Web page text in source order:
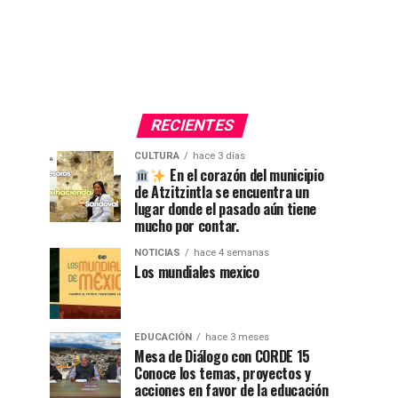
RECIENTES
CULTURA hace 3 días
En el corazón del municipio
de Atzitzintla se encuentra un
lugar donde el pasado aún tiene
mucho por contar.
NOTICIAS hace 4 semanas
Los mundiales mexico
EDUCACIÓN hace 3 meses
Mesa de Diálogo con CORDE 15
Conoce los temas, proyectos y
acciones en favor de la educación